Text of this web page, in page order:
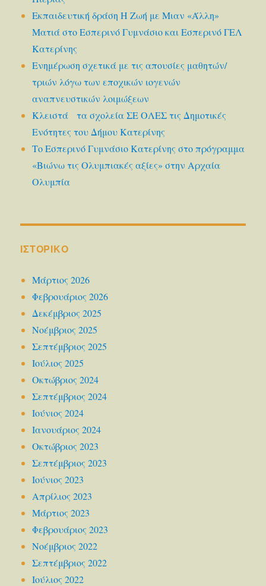
Εκπαιδευτική δράση Η Ζωή με Μιαν «Άλλη»
Ματιά στο Εσπερινό Γυμνάσιο και Εσπερινό ΓΕΛ
Κατερίνης
Ενημέρωση σχετικά με τις απουσίες μαθητών/
τριών λόγω των εποχικών ιογενών
αναπνευστικών λοιμώξεων
Κλειστά τα σχολεία ΣΕ ΟΛΕΣ τις Δημοτικές
Ενότητες του Δήμου Κατερίνης
Το Εσπερινό Γυμνάσιο Κατερίνης στο πρόγραμμα
«Βιώνω τις Ολυμπιακές αξίες» στην Αρχαία
Ολυμπία
ΙΣΤΟΡΙΚΌ
Μάρτιος 2026
Φεβρουάριος 2026
Δεκέμβριος 2025
Νοέμβριος 2025
Σεπτέμβριος 2025
Ιούλιος 2025
Οκτώβριος 2024
Σεπτέμβριος 2024
Ιούνιος 2024
Ιανουάριος 2024
Οκτώβριος 2023
Σεπτέμβριος 2023
Ιούνιος 2023
Απρίλιος 2023
Μάρτιος 2023
Φεβρουάριος 2023
Νοέμβριος 2022
Σεπτέμβριος 2022
Ιούλιος 2022